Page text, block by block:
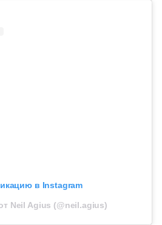
в Instagram
Neil Agius (@neil.agius)